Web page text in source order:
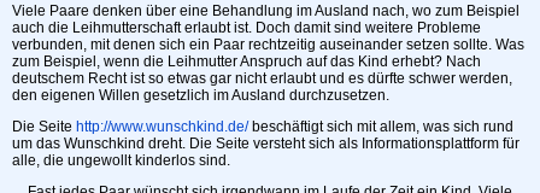
Viele Paare denken über eine Behandlung im Ausland nach, wo zum Beispiel
auch die Leihmutterschaft erlaubt ist. Doch damit sind weitere Probleme
verbunden, mit denen sich ein Paar rechtzeitig auseinander setzen sollte. Was
zum Beispiel, wenn die Leihmutter Anspruch auf das Kind erhebt? Nach
deutschem Recht ist so etwas gar nicht erlaubt und es dürfte schwer werden,
den eigenen Willen gesetzlich im Ausland durchzusetzen.
Die Seite http://www.wunschkind.de/beschäftigt sich mit allem, was sich rund
um das Wunschkind dreht. Die Seite versteht sich als Informationsplattform für
alle, die ungewollt kinderlos sind.